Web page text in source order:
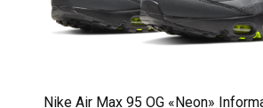
Nike Air Max 95 OG «Neon»